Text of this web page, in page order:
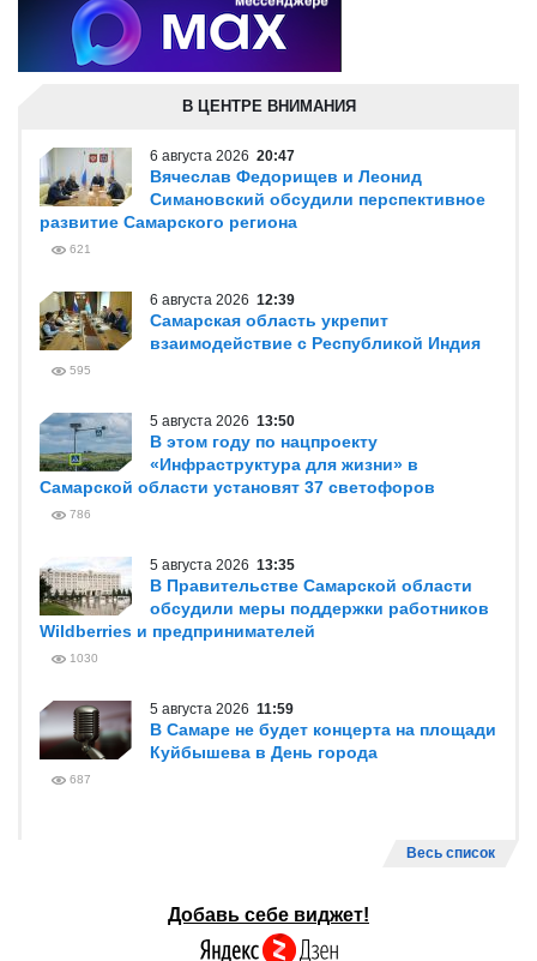
В ЦЕНТРЕ ВНИМАНИЯ
6 августа 2026 20:47
Вячеслав Федорищев и Леонид
Симановский обсудили перспективное
развитие Самарского региона
621
6 августа 2026 12:39
Самарская область укрепит
взаимодействие с Республикой Индия
595
5 августа 2026 13:50
В этом году по нацпроекту
«Инфраструктура для жизни» в
Самарской области установят 37 светофоров
786
5 августа 2026 13:35
В Правительстве Самарской области
обсудили меры поддержки работников
Wildberries и предпринимателей
1030
5 августа 2026 11:59
В Самаре не будет концерта на площади
Куйбышева в День города
687
Весь список
Добавь себе виджет!